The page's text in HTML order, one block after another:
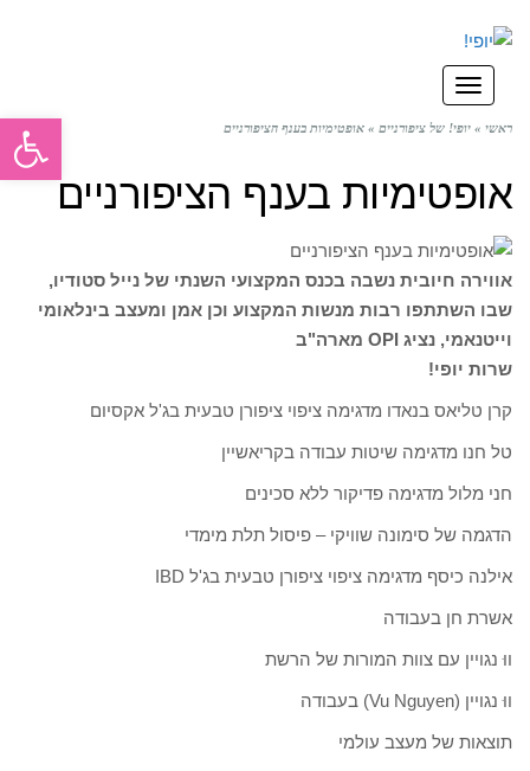
תפריט
ראשי » יופי! של ציפורניים » אופטימיות בענף הציפורניים
אופטימיות בענף הציפורניים
אווירה חיובית נשבה בכנס המקצועי השנתי של נייל סטודיו,
שבו השתתפו רבות מנשות המקצוע וכן אמן ומעצב בינלאומי
וייטנאמי, נציג OPI מארה"ב
שרות יופי!
קרן טליאס בנאדו מדגימה ציפוי ציפורן טבעית בג'ל אקסיום
טל חנו מדגימה שיטות עבודה בקריאשיין
חני מלול מדגימה פדיקור ללא סכינים
הדגמה של סימונה שוויקי – פיסול תלת מימדי
אילנה כיסף מדגימה ציפוי ציפורן טבעית בג'ל IBD
אשרת חן בעבודה
ווּ נגויין עם צוות המורות של הרשת
ווּ נגויין (Vu Nguyen) בעבודה
תוצאות של מעצב עולמי
פתח